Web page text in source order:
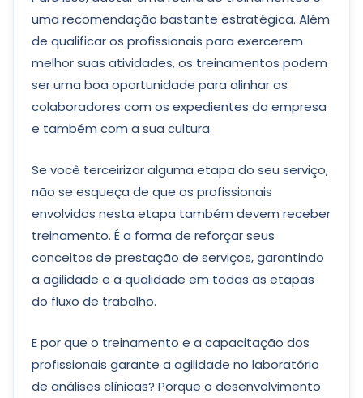
uma recomendação bastante estratégica. Além
de qualificar os profissionais para exercerem
melhor suas atividades, os treinamentos podem
ser uma boa oportunidade para alinhar os
colaboradores com os expedientes da empresa
e também com a sua cultura.
Se você terceirizar alguma etapa do seu serviço,
não se esqueça de que os profissionais
envolvidos nesta etapa também devem receber
treinamento. É a forma de reforçar seus
conceitos de prestação de serviços, garantindo
a agilidade e a qualidade em todas as etapas
do fluxo de trabalho.
E por que o treinamento e a capacitação dos
profissionais garante a agilidade no laboratório
de análises clínicas? Porque o desenvolvimento